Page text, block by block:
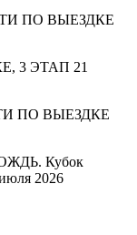
ПО ВЫЕЗДКЕ
3 ЭТАП 21
ПО ВЫЕЗДКЕ
Кубок
2026